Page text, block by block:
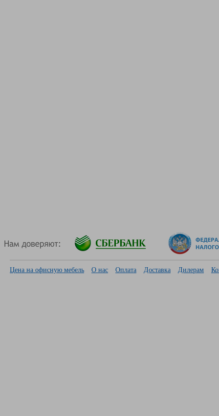
Цена на офисную мебель О нас Оплата Доставка Дилерам